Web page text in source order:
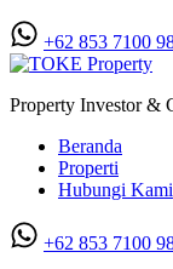
+62 853 7100
Property Investor &
Beranda
Properti
Hubungi Kami
+62 853 7100